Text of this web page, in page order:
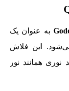
به عنوان یک
این فلاش
می‌تواند نوری همانند نور